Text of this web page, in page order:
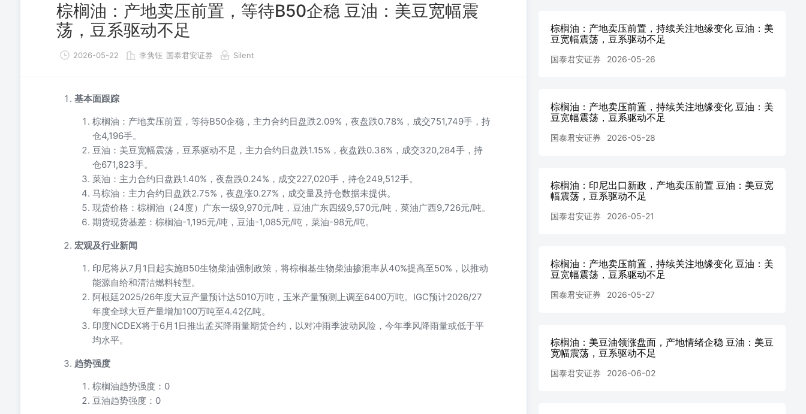
棕榈油：产地卖压前置，等待B50企稳 豆油：美豆宽幅震
荡，豆系驱动不足
2026-05-22 李隽钰 国泰君安证券 Silent
基本面跟踪
棕榈油：产地卖压前置，等待B50企稳，主力合约日盘跌2.09%，夜盘跌0.78%，成交751,749手，持
仓4,196手。
豆油：美豆宽幅震荡，豆系驱动不足，主力合约日盘跌1.15%，夜盘跌0.36%，成交320,284手，持
仓671,823手。
菜油：主力合约日盘跌1.40%，夜盘跌0.24%，成交227,020手，持仓249,512手。
马棕油：主力合约日盘跌2.75%，夜盘涨0.27%，成交量及持仓数据未提供。
现货价格：棕榈油（24度）广东一级9,970元/吨，豆油广东四级9,570元/吨，菜油广西9,726元/吨。
期货现货基差：棕榈油-1,195元/吨，豆油-1,085元/吨，菜油-98元/吨。
宏观及行业新闻
印尼将从7月1日起实施B50生物柴油强制政策，将棕榈基生物柴油掺混率从40%提高至50%，以推动
能源自给和清洁燃料转型。
阿根廷2025/26年度大豆产量预计达5010万吨，玉米产量预测上调至6400万吨。IGC预计2026/27
年度全球大豆产量增加100万吨至4.42亿吨。
印度NCDEX将于6月1日推出孟买降雨量期货合约，以对冲雨季波动风险，今年季风降雨量或低于平
均水平。
趋势强度
棕榈油趋势强度：0
豆油趋势强度：0
棕榈油：产地卖压前置，持续关注地缘变化 豆油：美
豆宽幅震荡，豆系驱动不足
国泰君安证券 2026-05-26
棕榈油：产地卖压前置，持续关注地缘变化 豆油：美
豆宽幅震荡，豆系驱动不足
国泰君安证券 2026-05-28
棕榈油：印尼出口新政，产地卖压前置 豆油：美豆宽
幅震荡，豆系驱动不足
国泰君安证券 2026-05-21
棕榈油：产地卖压前置，持续关注地缘变化 豆油：美
豆宽幅震荡，豆系驱动不足
国泰君安证券 2026-05-27
棕榈油：美豆油领涨盘面，产地情绪企稳 豆油：美豆
宽幅震荡，豆系驱动不足
国泰君安证券 2026-06-02